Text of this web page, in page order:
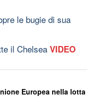
le bugie di sua
il Chelsea VIDEO
Europea nella lotta